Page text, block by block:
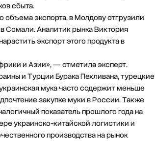
сбыта.
объема экспорта, в Молдову отгрузили
Сомали. Аналитик рынка Виктория
экспорт этого продукта в
и Азии», — отметила эксперт.
иТурцииБурака Пехливана, турецкие
мука часто содержит меньше
закупке муки в России. Также
показатель прошлого года на
украинско-китайской логистики и
производства на рынок